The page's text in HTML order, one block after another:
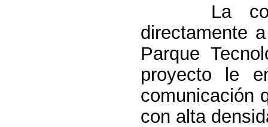
La
directamente
Parque
proyecto le
comunicación
con alta